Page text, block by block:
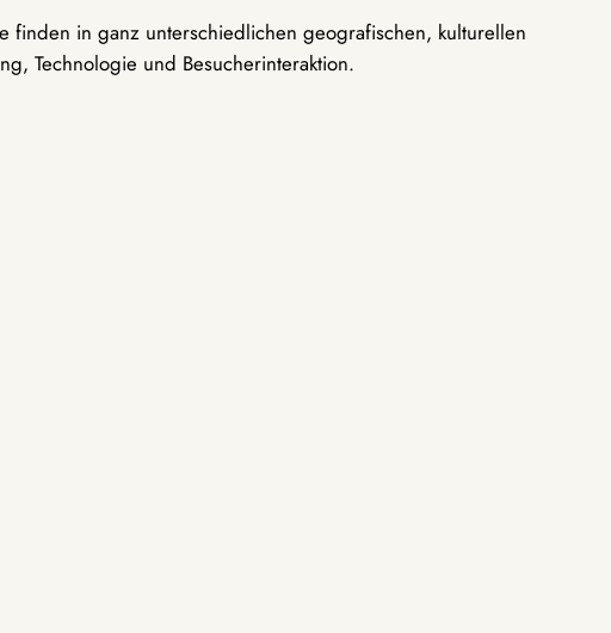
finden in ganz unterschiedlichen geografischen, kulturellen
Technologie und Besucherinteraktion.